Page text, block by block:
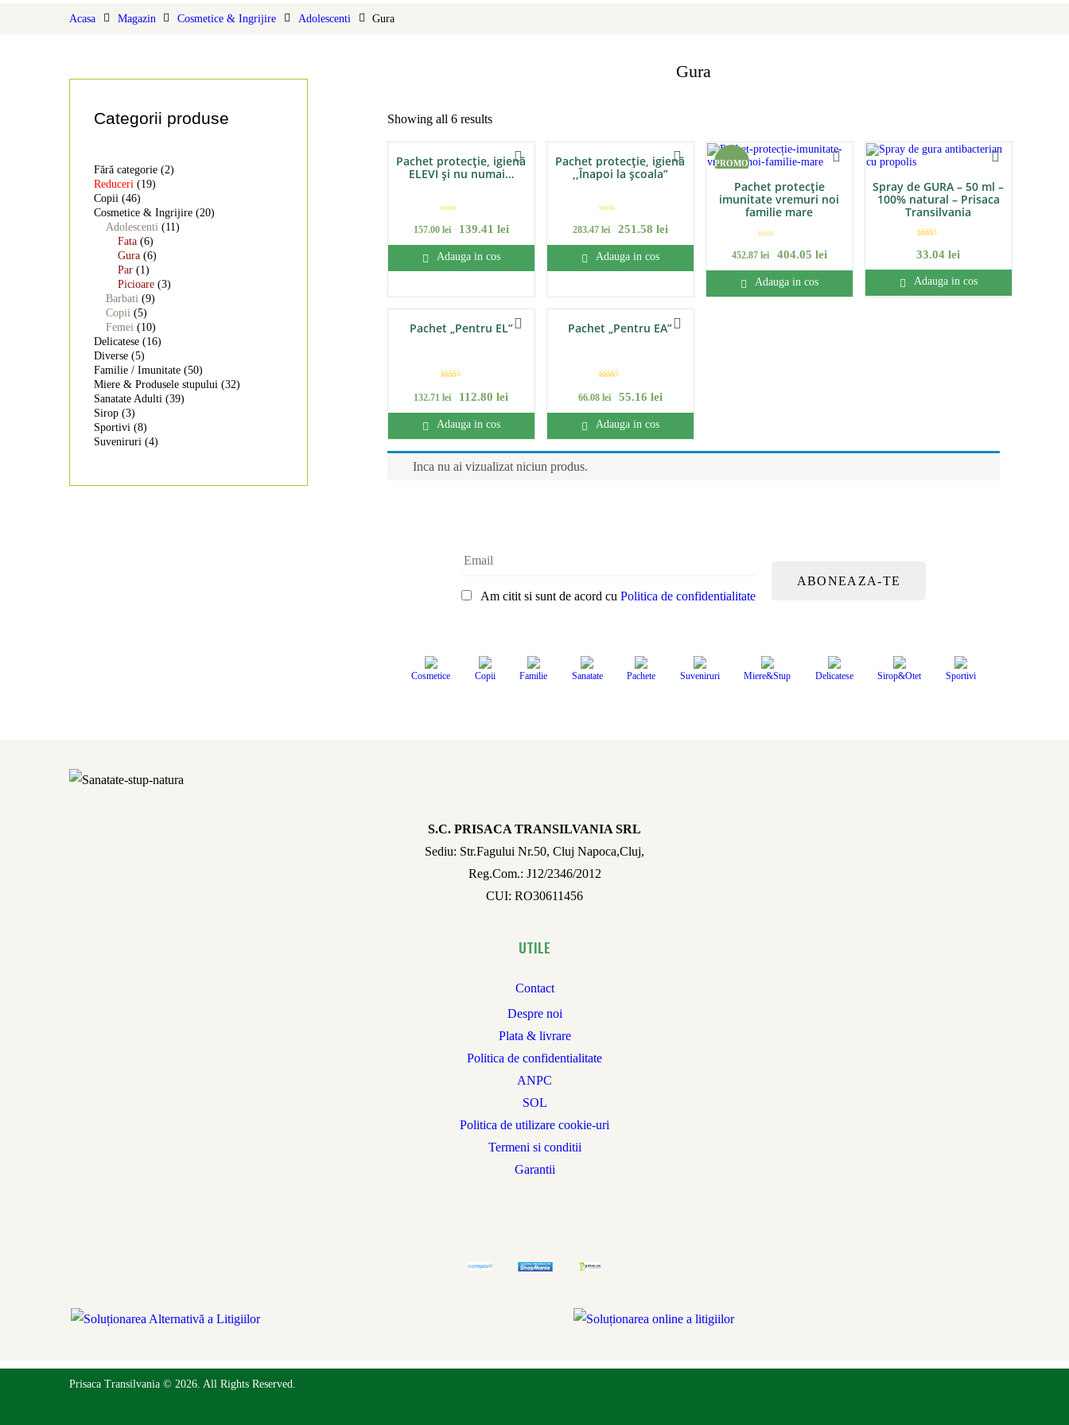
Acasa Magazin Cosmetice & Ingrijire Adolescenti Gura
DIVERSE
Gura
Showing all 6 results
PROMO
Pachet protecție, igienă
ELEVI și nu numai…
v
a
u
a
t
i
157.00 lei 139.41 lei
Adauga in cos
PROMO
Pachet protecție, igienă
,,Înapoi la școala”
v
a
u
a
t
i
283.47 lei 251.58 lei
Adauga in cos
PROMO
Pachet protecție
imunitate vremuri noi
familie mare
v
a
u
a
t
a
452.87 lei 404.05 lei
Adauga in cos
Spray de GURA – 50 ml –
100% natural – Prisaca
Transilvania
5.00
din 5
33.04 lei
Adauga in cos
PROMO
Pachet „Pentru EL”
5.00
din 5
132.71 lei 112.80 lei
Adauga in cos
PROMO
Pachet „Pentru EA”
5.00
din 5
66.08 lei 55.16 lei
Adauga in cos
Inca nu ai vizualizat niciun produs.
Am citit si sunt de acord cu Politica de confidentialitate
Cosmetice Copii Familie Sanatate Pachete Suveniruri Miere&Stup Delicatese Sirop&Otet Sportivi
Categorii produse
Fără categorie (2)
Reduceri (19)
Copii (46)
Cosmetice & Ingrijire (20)
Adolescenti (11)
Fata (6)
Gura (6)
Par (1)
Picioare (3)
Barbati (9)
Copii (5)
Femei (10)
Delicatese (16)
Diverse (5)
Familie / Imunitate (50)
Miere & Produsele stupului (32)
Sanatate Adulti (39)
Sirop (3)
Sportivi (8)
Suveniruri (4)
S.C. PRISACA TRANSILVANIA SRL
Sediu: Str.Fagului Nr.50, Cluj Napoca,Cluj,
Reg.Com.: J12/2346/2012
CUI: RO30611456
UTILE
Contact
Despre noi
Plata & livrare
Politica de confidentialitate
ANPC
SOL
Politica de utilizare cookie-uri
Termeni si conditii
Garantii
Prisaca Transilvania © 2026. All Rights Reserved.